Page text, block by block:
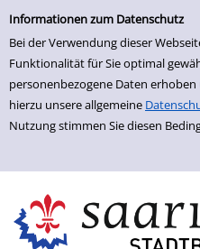
Einfache Suche
Informationen zum Datenschutz
Bei der Verwendung dieser
Funktionalität für Sie optimal
personenbezogene Daten
hierzu unsere allgemeine
Nutzung stimmen Sie diesen